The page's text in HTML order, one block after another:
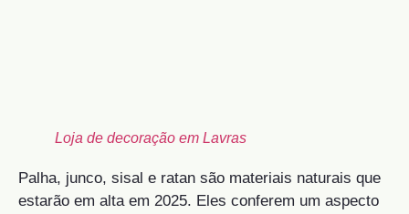
Loja de decoração em Lavras
Palha, junco, sisal e ratan são materiais naturais que
estarão em alta em 2025. Eles conferem um aspecto